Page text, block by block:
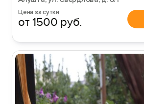
Цена за сутки
от 1500 руб.